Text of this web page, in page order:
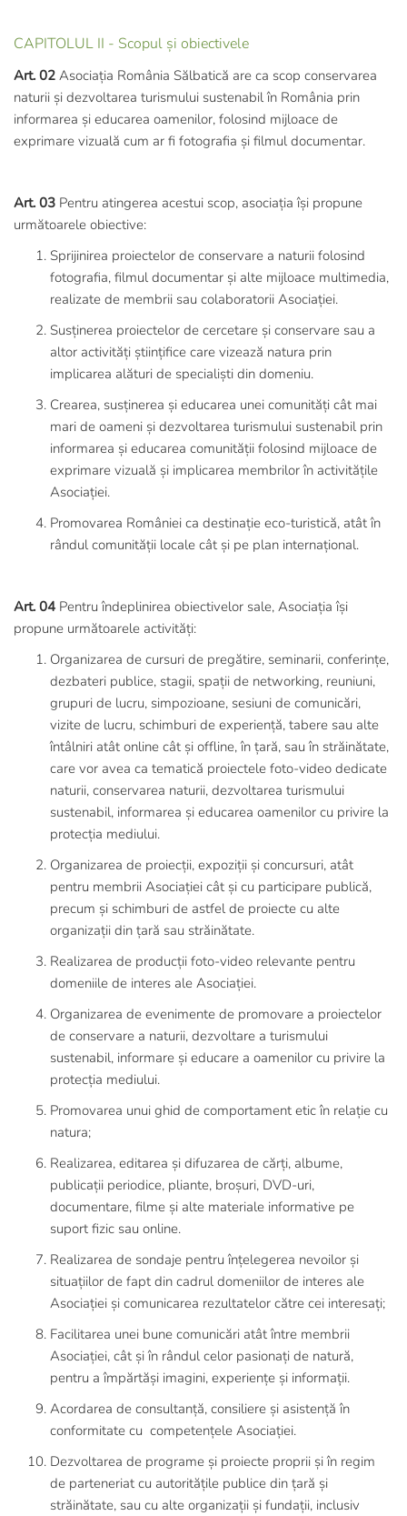
CAPITOLUL II - Scopul și obiectivele
Art. 02 Asociația România Sălbatică are ca scop conservarea
naturii și dezvoltarea turismului sustenabil în România prin
informarea și educarea oamenilor, folosind mijloace de
exprimare vizuală cum ar fi fotografia și filmul documentar.
Art. 03 Pentru atingerea acestui scop, asociația își propune
următoarele obiective:
Sprijinirea proiectelor de conservare a naturii folosind
fotografia, filmul documentar și alte mijloace multimedia,
realizate de membrii sau colaboratorii Asociației.
Susținerea proiectelor de cercetare și conservare sau a
altor activități științifice care vizează natura prin
implicarea alături de specialiști din domeniu.
Crearea, susținerea și educarea unei comunități cât mai
mari de oameni și dezvoltarea turismului sustenabil prin
informarea și educarea comunității folosind mijloace de
exprimare vizuală și implicarea membrilor în activitățile
Asociației.
Promovarea României ca destinație eco-turistică, atât în
rândul comunității locale cât și pe plan internațional.
Art. 04 Pentru îndeplinirea obiectivelor sale, Asociația își
propune următoarele activități:
Organizarea de cursuri de pregătire, seminarii, conferințe,
dezbateri publice, stagii, spații de networking, reuniuni,
grupuri de lucru, simpozioane, sesiuni de comunicări,
vizite de lucru, schimburi de experiență, tabere sau alte
întâlniri atât online cât și offline, în țară, sau în străinătate,
care vor avea ca tematică proiectele foto-video dedicate
naturii, conservarea naturii, dezvoltarea turismului
sustenabil, informarea și educarea oamenilor cu privire la
protecția mediului.
Organizarea de proiecții, expoziții și concursuri, atât
pentru membrii Asociației cât și cu participare publică,
precum și schimburi de astfel de proiecte cu alte
organizații din țară sau străinătate.
Realizarea de producții foto-video relevante pentru
domeniile de interes ale Asociației.
Organizarea de evenimente de promovare a proiectelor
de conservare a naturii, dezvoltare a turismului
sustenabil, informare și educare a oamenilor cu privire la
protecția mediului.
Promovarea unui ghid de comportament etic în relație cu
natura;
Realizarea, editarea și difuzarea de cărți, albume,
publicații periodice, pliante, broșuri, DVD-uri,
documentare, filme și alte materiale informative pe
suport fizic sau online.
Realizarea de sondaje pentru înțelegerea nevoilor și
situațiilor de fapt din cadrul domeniilor de interes ale
Asociației și comunicarea rezultatelor către cei interesați;
Facilitarea unei bune comunicări atât între membrii
Asociației, cât și în rândul celor pasionați de natură,
pentru a împărtăși imagini, experiențe și informații.
Acordarea de consultanță, consiliere și asistență în
conformitate cu competențele Asociației.
Dezvoltarea de programe și proiecte proprii și în regim
de parteneriat cu autoritățile publice din țară și
străinătate, sau cu alte organizații și fundații, inclusiv